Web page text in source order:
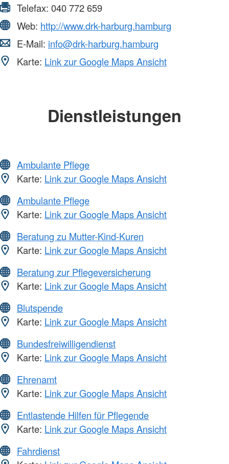
Telefax: 040 772 659
Web: http://www.drk-harburg.hamburg
E-Mail: info@drk-harburg.hamburg
Karte: Link zur Google Maps Ansicht
Dienstleistungen
Ambulante Pflege
Karte: Link zur Google Maps Ansicht
Ambulante Pflege
Karte: Link zur Google Maps Ansicht
Beratung zu Mutter-Kind-Kuren
Karte: Link zur Google Maps Ansicht
Beratung zur Pflegeversicherung
Karte: Link zur Google Maps Ansicht
Blutspende
Karte: Link zur Google Maps Ansicht
Bundesfreiwilligendienst
Karte: Link zur Google Maps Ansicht
Ehrenamt
Karte: Link zur Google Maps Ansicht
Entlastende Hilfen für Pflegende
Karte: Link zur Google Maps Ansicht
Fahrdienst